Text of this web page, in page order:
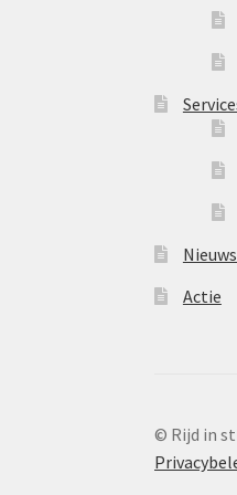
Actie
© Rijd in